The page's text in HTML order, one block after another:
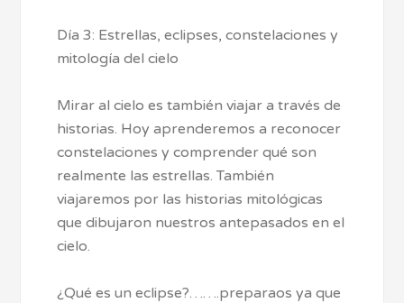
Día 3: Estrellas, eclipses, constelaciones y
mitología del cielo
Mirar al cielo es también viajar a través de
historias. Hoy aprenderemos a reconocer
constelaciones y comprender qué son
realmente las estrellas. También
viajaremos por las historias mitológicas
que dibujaron nuestros antepasados en el
cielo.
¿Qué es un eclipse?…….preparaos ya que